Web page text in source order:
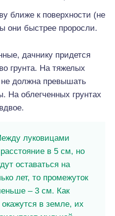
ближе к поверхности (не
они быстрее проросли.
дачнику придется
грунта. На тяжелых
не должна превышать
На облегченных грунтах
луковицами
в 5 см, но
оставаться на
лет, то промежуток
– 3 см. Как
в земле, их